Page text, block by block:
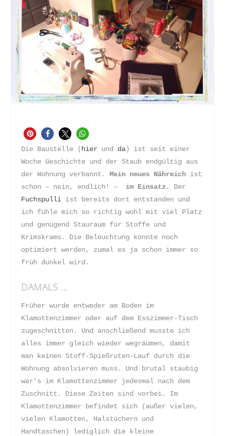
Die Baustelle (hier und da) ist seit einer
Woche Geschichte und der Staub endgültig aus
der Wohnung verbannt.Mein neues Nähreich ist
schon – nein, endlich! – im Einsatz.
Der
Fuchspulli ist bereits dort entstanden und
ich fühle mich so richtig wohl mit viel Platz
und genügend Stauraum für Stoffe und
Krimskrams. Die Beleuchtung könnte noch
optimiert werden, zumal es ja schon immer so
früh dunkel wird.
DAMALS …
Früher wurde entweder am Boden im
Klamottenzimmer oder auf dem Esszimmer-Tisch
zugeschnitten. Und anschließend musste ich
alles immer gleich wieder wegräumen, damit
man keinen Stoff-Spießruten-Lauf durch die
Wohnung absolvieren muss. Und brutal staubig
war’s im Klamottenzimmer jedesmal nach dem
Zuschnitt. Diese Zeiten sind vorbei. Im
Klamottenzimmer befindet sich (außer vielen,
vielen Klamotten, Halstüchern und
Handtaschen) lediglich die kleine